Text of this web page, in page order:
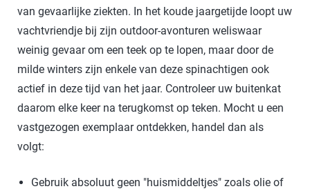
van gevaarlijke ziekten. In het koude jaargetijde loopt uw
vachtvriendje bij zijn outdoor-avonturen weliswaar
weinig gevaar om een teek op te lopen, maar door de
milde winters zijn enkele van deze spinachtigen ook
actief in deze tijd van het jaar. Controleer uw buitenkat
daarom elke keer na terugkomst op teken. Mocht u een
vastgezogen exemplaar ontdekken, handel dan als
volgt:
Gebruik absoluut geen "huismiddeltjes" zoals olie of